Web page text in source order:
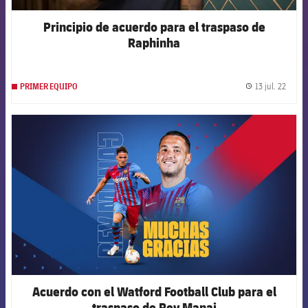
Principio de acuerdo para el traspaso de
Raphinha
PRIMER EQUIPO 13 jul. 22
FCB Barcelona badge
Acuerdo con el Watford Football Club para el